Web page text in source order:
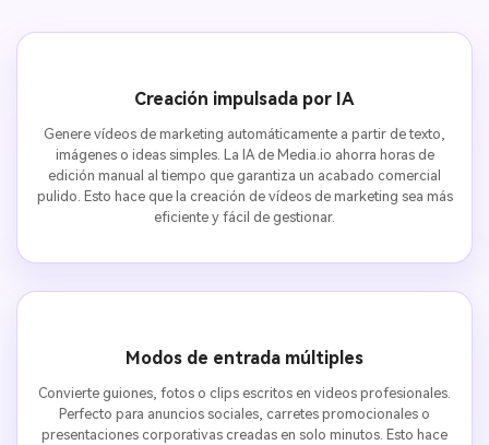
Creación impulsada por IA
Genere vídeos de marketing automáticamente a partir de texto,
imágenes o ideas simples. La IA de Media.io ahorra horas de
edición manual al tiempo que garantiza un acabado comercial
pulido. Esto hace que la creación de vídeos de marketing sea más
eficiente y fácil de gestionar.
Modos de entrada múltiples
Convierte guiones, fotos o clips escritos en videos profesionales.
Perfecto para anuncios sociales, carretes promocionales o
presentaciones corporativas creadas en solo minutos. Esto hace